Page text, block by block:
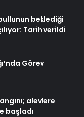
beklediği
Tarih verildi
Görev
alevlere
başladı